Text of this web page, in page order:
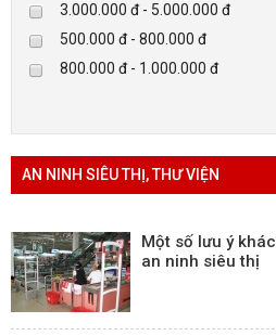
Rapiscan
3.000.000 đ - 5.000.000 đ
500.000 đ - 800.000 đ
800.000 đ - 1.000.000 đ
AN NINH SIÊU THỊ, THƯ VIỆN
Một số lưu ý
an ninh siêu thị